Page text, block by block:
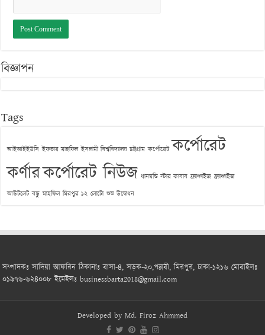
বিজ্ঞাপন
Tags
আইআইইউসি ইফতার মাহফিল ইসলামী বিশ্ববিদ্যালয় চট্রগ্রাম কর্পোরেট কর্পোরেট
কর্ণারকর্পোরেট নিউজ ধানমন্ডি স্টার কাবাব ফ্র্যাঞ্চাইজ ফ্র্যাঞ্চাইজ
আউটলেট বন্ধু মাহফিল মিরপুর ১২ লোটো শুভ উদ্বোধন
সম্পাদকঃ সাদিয়া আফরিন ঠিকানাঃ বাসা-৪, সড়ক-২০,পল্লবী, মিরপুর, ঢাকা-১২১৬ মোবাইলঃ
০১৯৭৬-৬২৪০০৮ ইমেইলঃ businessbarta2018@gmail.com
Developed by Md. Firoz Ahmmed